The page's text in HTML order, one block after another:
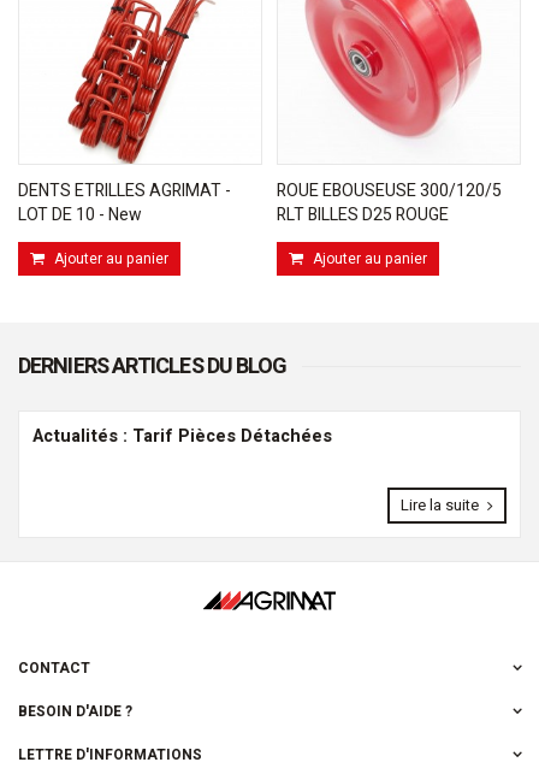
DENTS ETRILLES AGRIMAT -
LOT DE 10 - New
Ajouter au panier
ROUE EBOUSEUSE 300/120/5
RLT BILLES D25 ROUGE
Ajouter au panier
DERNIERS ARTICLES DU BLOG
Actualités : Tarif Pièces Détachées
Lire la suite
CONTACT
BESOIN D'AIDE ?
LETTRE D'INFORMATIONS